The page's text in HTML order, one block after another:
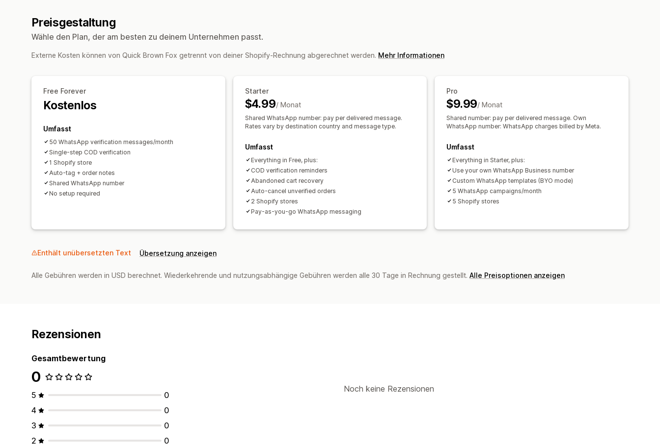
Preisgestaltung
Wähle den Plan, der am besten zu deinem Unternehmen passt.
Externe Kosten können von Quick Brown Fox getrennt von deiner Shopify-Rechnung abgerechnet werden. Mehr Informationen
Free Forever
Kostenlos
Umfasst
50 WhatsApp verification messages/month
Single-step COD verification
1 Shopify store
Auto-tag + order notes
Shared WhatsApp number
No setup required
Starter
$4.99/ Monat
Shared WhatsApp number: pay per delivered message.
Rates vary by destination country and message type.
Umfasst
Everything in Free, plus:
COD verification reminders
Abandoned cart recovery
Auto-cancel unverified orders
2 Shopify stores
Pay-as-you-go WhatsApp messaging
Pro
$9.99/ Monat
Shared number: pay per delivered message. Own
WhatsApp number: WhatsApp charges billed by Meta.
Umfasst
Everything in Starter, plus:
Use your own WhatsApp Business number
Custom WhatsApp templates (BYO mode)
5 WhatsApp campaigns/month
5 Shopify stores
Enthält unübersetzten Text Übersetzung anzeigen
Alle Gebühren werden in USD berechnet. Wiederkehrende und nutzungsabhängige Gebühren werden alle 30 Tage in Rechnung gestellt. Alle Preisoptionen anzeigen
Rezensionen
Gesamtbewertung
0
5
0
4
0
3
0
2
0
Noch keine Rezensionen